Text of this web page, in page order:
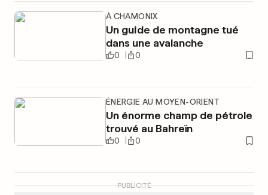
À CHAMONIX
Un guide de montagne tué
dans une avalanche
0 0
ÉNERGIE AU MOYEN-ORIENT
Un énorme champ de pétrole
trouvé au Bahreïn
0 0
PUBLICITÉ